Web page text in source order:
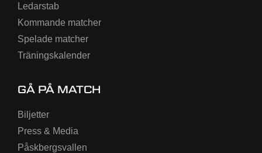
Ledarstab
Kommande matcher
Spelade matcher
Träningskalender
GÅ PÅ MATCH
Biljetter
Press & Media
Påskbergsvallen